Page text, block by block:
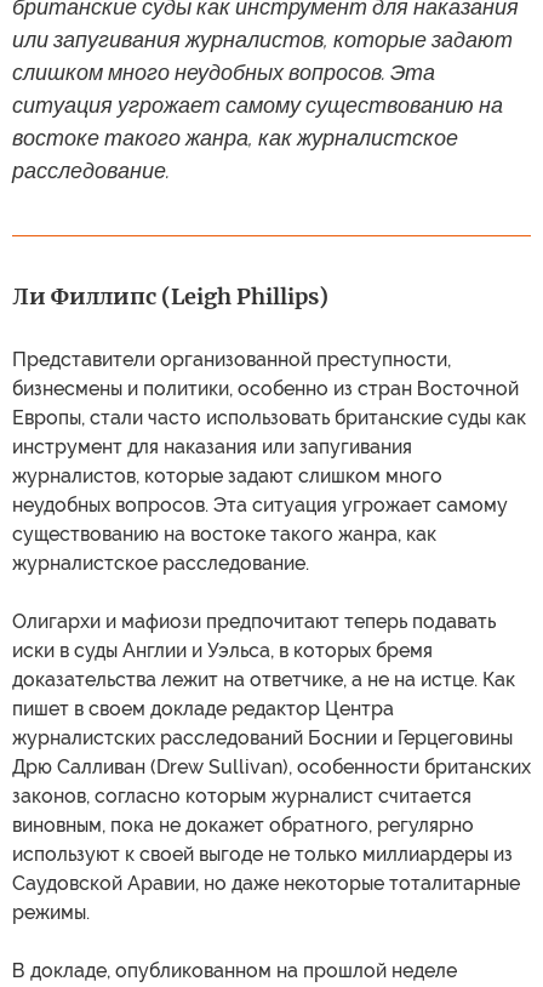
британские суды как инструмент для наказания
или запугивания журналистов, которые задают
слишком много неудобных вопросов. Эта
ситуация угрожает самому существованию на
востоке такого жанра, как журналистское
расследование.
Ли Филлипс (Leigh Phillips)
Представители организованной преступности,
бизнесмены и политики, особенно из стран Восточной
Европы, стали часто использовать британские суды как
инструмент для наказания или запугивания
журналистов, которые задают слишком много
неудобных вопросов. Эта ситуация угрожает самому
существованию на востоке такого жанра, как
журналистское расследование.
Олигархи и мафиози предпочитают теперь подавать
иски в суды Англии и Уэльса, в которых бремя
доказательства лежит на ответчике, а не на истце. Как
пишет в своем докладе редактор Центра
журналистских расследований Боснии и Герцеговины
Дрю Салливан (Drew Sullivan), особенности британских
законов, согласно которым журналист считается
виновным, пока не докажет обратного, регулярно
используют к своей выгоде не только миллиардеры из
Саудовской Аравии, но даже некоторые тоталитарные
режимы.
В докладе, опубликованном на прошлой неделе